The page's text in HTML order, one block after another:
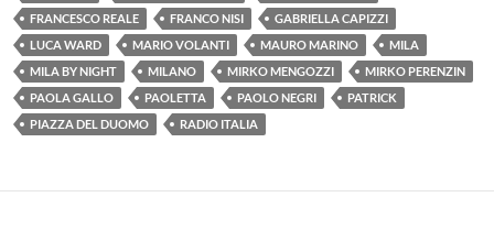
FRANCESCO REALE
FRANCO NISI
GABRIELLA CAPIZZI
LUCA WARD
MARIO VOLANTI MAURO MARINO
MILA
MILA BY NIGHT
MILANO MIRKO MENGOZZI
MIRKO PERENZIN
PAOLA GALLO
PAOLETTA PAOLO NEGRI
PATRICK
PIAZZA DEL DUOMO
RADIO ITALIA